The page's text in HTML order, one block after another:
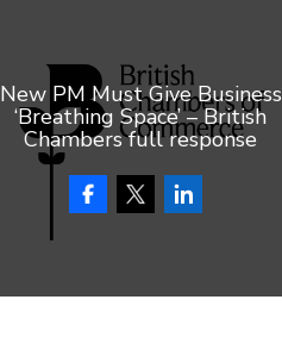
New PM Must Give Business
‘Breathing Space’ – British
Chambers full response